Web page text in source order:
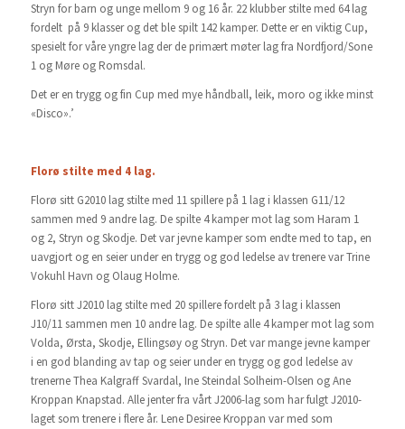
Stryn for barn og unge mellom 9 og 16 år. 22 klubber stilte med 64 lag
fordelt på 9 klasser og det ble spilt 142 kamper. Dette er en viktig Cup,
spesielt for våre yngre lag der de primært møter lag fra Nordfjord/Sone
1 og Møre og Romsdal.
Det er en trygg og fin Cup med mye håndball, leik, moro og ikke minst
«Disco».’
Florø stilte med 4 lag.
Florø sitt G2010 lag stilte med 11 spillere på 1 lag i klassen G11/12
sammen med 9 andre lag. De spilte 4 kamper mot lag som Haram 1
og 2, Stryn og Skodje. Det var jevne kamper som endte med to tap, en
uavgjort og en seier under en trygg og god ledelse av trenere var Trine
Vokuhl Havn og Olaug Holme.
Florø sitt J2010 lag stilte med 20 spillere fordelt på 3 lag i klassen
J10/11 sammen men 10 andre lag. De spilte alle 4 kamper mot lag som
Volda, Ørsta, Skodje, Ellingsøy og Stryn. Det var mange jevne kamper
i en god blanding av tap og seier under en trygg og god ledelse av
trenerne Thea Kalgraff Svardal, Ine Steindal Solheim-Olsen og Ane
Kroppan Knapstad. Alle jenter fra vårt J2006-lag som har fulgt J2010-
laget som trenere i flere år. Lene Desiree Kroppan var med som